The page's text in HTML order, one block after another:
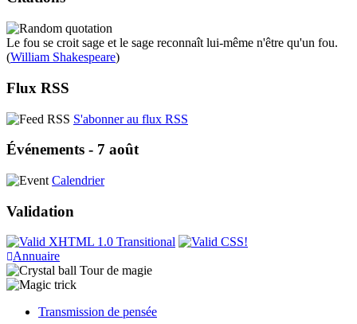
Le fou se croit sage et le sage reconnaît lui-même n'être qu'un fou.
(William Shakespeare)
Flux RSS
S'abonner au flux RSS
Événements - 7 août
Calendrier
Validation
Annuaire
Tour de magie
Transmission de pensée